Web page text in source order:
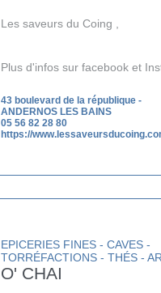
Les saveurs du Coing ,
Plus d'infos surfacebook et
43 boulevard de la république-
ANDERNOS LES BAINS
05 56 82 28 80
https://
EPICERIES FINES - CAVES -
TORRÉFACTIONS - THÉS -
O' CHAI